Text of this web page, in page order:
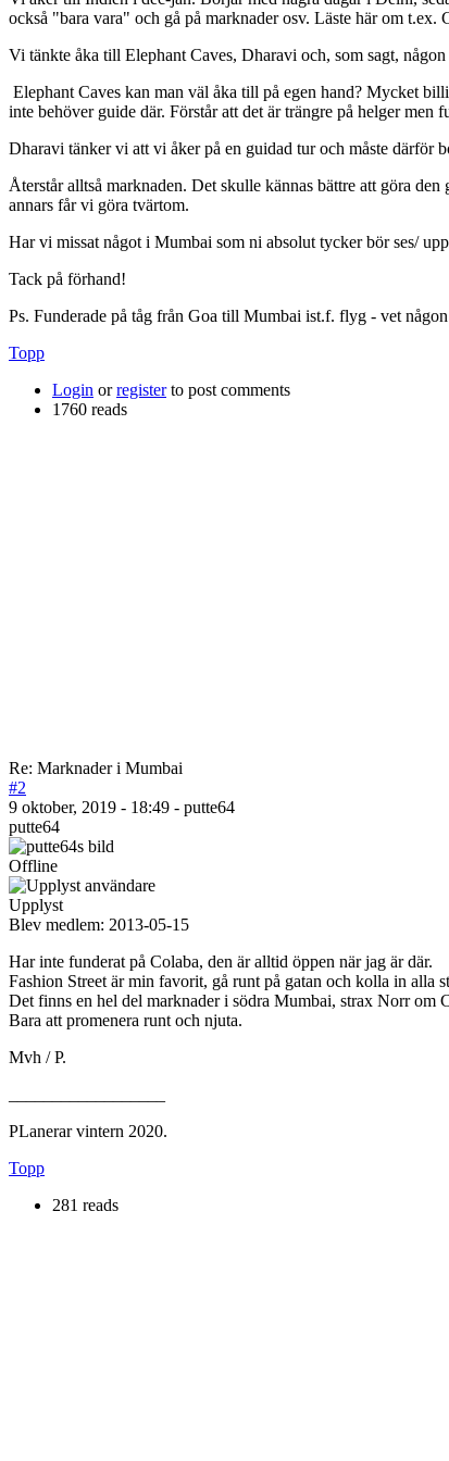
också "bara vara" och gå på marknader osv. Läste här om
Vi tänkte åka till Elephant Caves, Dharavi och, som sagt, någon
Elephant Caves kan man väl åka till på egen hand? Mycket
inte behöver guide där. Förstår att det är trängre på helger men
Dharavi tänker vi att vi åker på en guidad tur och måste därför
Återstår alltså marknaden. Det skulle kännas bättre att göra
annars får vi göra tvärtom.
Har vi missat något i Mumbai som ni absolut tycker bör ses/
Tack på förhand!
Ps. Funderade på tåg från Goa till Mumbai ist.f. flyg - vet
Topp
Login orregisterto post comments
1760 reads
Re: Marknader i Mumbai
#2
9 oktober, 2019 - 18:49 - putte64
putte64
Offline
Upplyst
Blev medlem: 2013-05-15
Har inte funderat på Colaba, den är alltid öppen när jag är där.
Fashion Street är min favorit, gå runt på gatan och kolla in alla
Det finns en hel del marknader i södra Mumbai, strax Norr om
Bara att promenera runt och njuta.
Mvh / P.
PLanerar vintern 2020.
Topp
281 reads